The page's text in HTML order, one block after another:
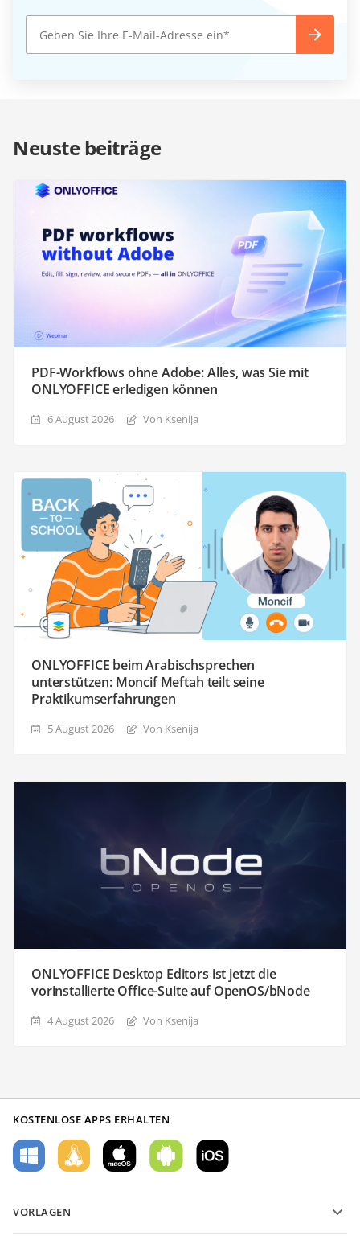
Neuste beiträge
PDF-Workflows ohne Adobe: Alles, was Sie mit
ONLYOFFICE erledigen können
6 August 2026 Von Ksenija
ONLYOFFICE beim Arabischsprechen
unterstützen: Moncif Meftah teilt seine
Praktikumserfahrungen
5 August 2026 Von Ksenija
ONLYOFFICE Desktop Editors ist jetzt die
vorinstallierte Office-Suite auf OpenOS/bNode
4 August 2026 Von Ksenija
KOSTENLOSE APPS ERHALTEN
VORLAGEN